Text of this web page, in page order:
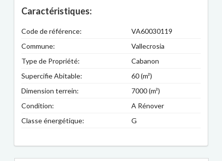
Caractéristiques:
Code de référence:
VA60030119
Commune:
Vallecrosia
Type de Propriété:
Cabanon
Supercifie Abitable:
60 (m²)
Dimension terrein:
7000 (m²)
Condition:
A Rénover
Classe énergétique:
G